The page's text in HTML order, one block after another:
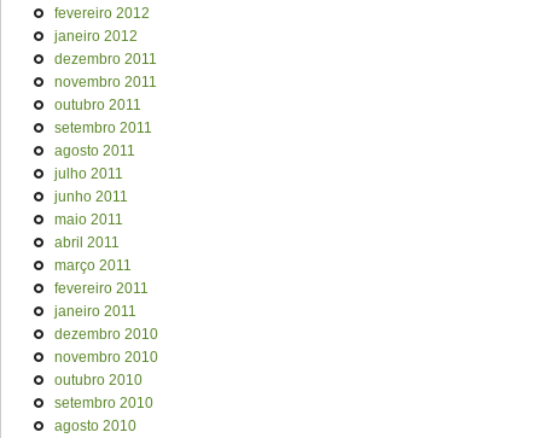
fevereiro 2012
janeiro 2012
dezembro 2011
novembro 2011
outubro 2011
setembro 2011
agosto 2011
julho 2011
junho 2011
maio 2011
abril 2011
março 2011
fevereiro 2011
janeiro 2011
dezembro 2010
novembro 2010
outubro 2010
setembro 2010
agosto 2010